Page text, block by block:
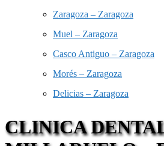
Zaragoza – Zaragoza
Muel – Zaragoza
Casco Antiguo – Zaragoza
Morés – Zaragoza
Delicias – Zaragoza
CLINICA